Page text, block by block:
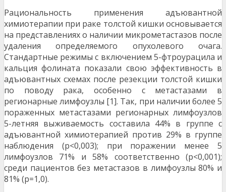
Рациональность применения адъювант­ной
химиотерапии при раке толстой кишки осно­вывается
на представлениях о наличии микроме­тастазов после
удаления определяемого опухо­левого очага.
Стандартные режимы с включением 5-фтроурацила и
кальция фолината показали свою эффективность в
адъювантных схемах по­сле резекции толстой кишки
по поводу рака, осо­бенно с метастазами в
регионарные лимфоузлы [1]. Так, при наличии более 5
пораженных мета­стазами регионарных лимфоузлов
5-летняя вы­живаемость составила 44% в группе с
адъювант­ной химиотерапией против 29% в группе
наблю­дения (р<0,003); при поражении менее 5
лимфоузлов 71% и 58% соответственно (р<0,001);
среди пациентов без метастазов в лимфоузлы 80% и
81% (р=1,0).